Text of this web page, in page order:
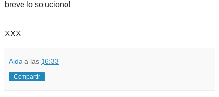
breve lo soluciono!
XXX
Aida a las 16:33
Compartir